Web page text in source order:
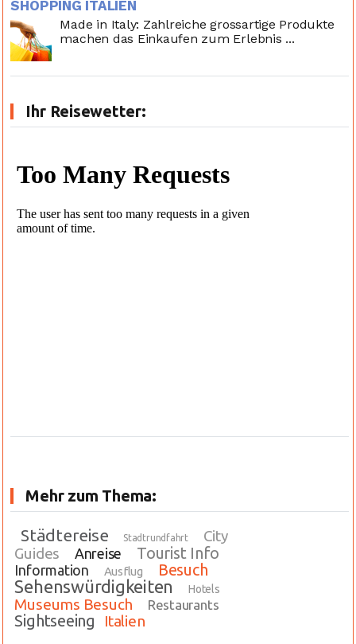
SHOPPING ITALIEN
Made in Italy: Zahlreiche grossartige Produkte
machen das Einkaufen zum Erlebnis ...
Ihr Reisewetter:
Mehr zum Thema:
Städtereise Stadtrundfahrt
City
Guides
Anreise Tourist Info
Information Ausflug Besuch
Sehenswürdigkeiten Hotels
Museums Besuch Restaurants
Sightseeing Italien